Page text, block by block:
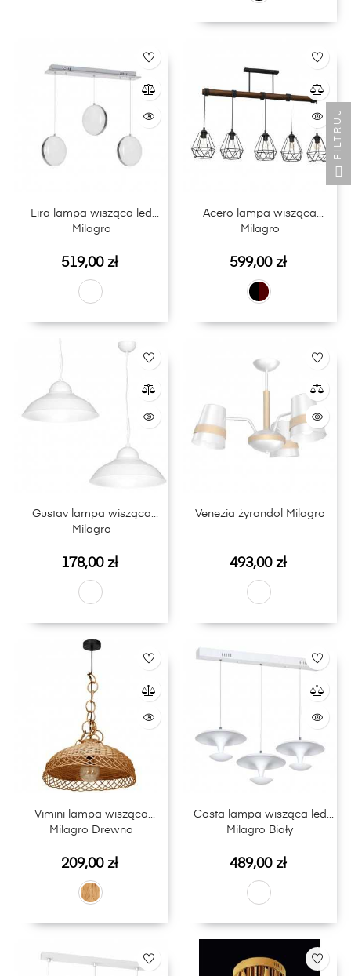
Lira lampa wisząca led
Milagro
Cena
519,00 zł
Acero lampa wisząca
Milagro
Cena
599,00 zł
Gustav lampa wisząca
Milagro
Cena
178,00 zł
Venezia żyrandol Milagro
Cena
493,00 zł
Vimini lampa wisząca
Milagro Drewno
Cena
209,00 zł
Costa lampa wisząca led
Milagro Biały
Cena
489,00 zł
FILTRUJ